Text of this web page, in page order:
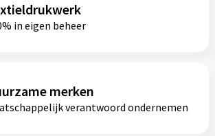
in eigen beheer
merken
verantwoord ondernemen